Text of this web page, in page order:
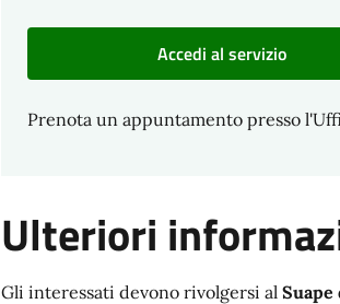
Accedi al servizio
Prenota un appuntamento presso
Ulteriori
Gli interessati devono rivolgersi al Suape